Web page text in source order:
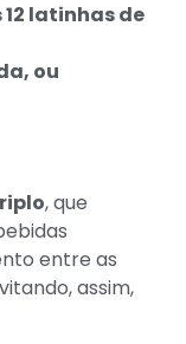
latinhas de
ou
, que
entre as
assim,